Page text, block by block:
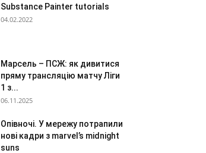
Substance Painter tutorials
04.02.2022
Марсель – ПСЖ: як дивитися
пряму трансляцію матчу Ліги
1 з...
06.11.2025
Опівночі. У мережу потрапили
нові кадри з marvel’s midnight
suns